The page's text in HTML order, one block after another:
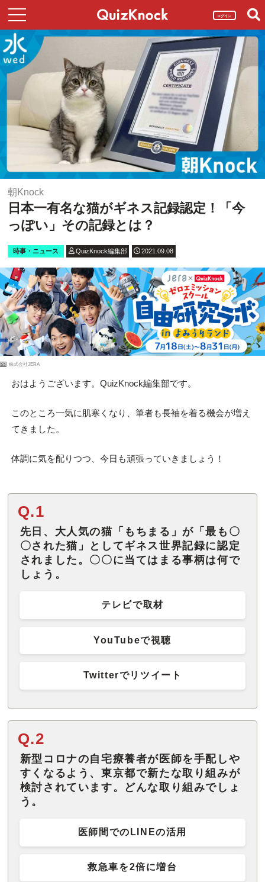
ログイン
朝Knock
日本一有名な猫がギネス記録認定！「今
っぽい」その記録とは？
時事・ニュース QuizKnock編集部 2021.09.08
PR 株式会社JERA
おはようございます。QuizKnock編集部です。
このところ一気に肌寒くなり、筆者も長袖を着る機会が増え
てきました。
体調に気を配りつつ、今日も頑張っていきましょう！
Q.1
先日、大人気の猫「もちまる」が「最も〇
〇された猫」としてギネス世界記録に認定
されました。〇〇に当てはまる事柄は何で
しょう。
テレビで取材
YouTubeで視聴
Twitterでリツイート
Q.2
新型コロナの自宅療養者が医師を手配しや
すくなるよう、東京都で新たな取り組みが
検討されています。どんな取り組みでしょ
う。
医師間でのLINEの活用
救急車を2倍に増台